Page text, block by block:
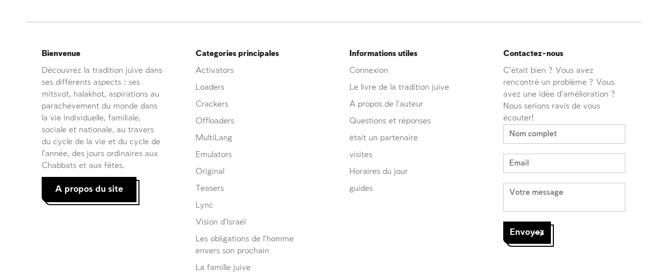
Contactez-nous
C'était bien ? Vous avez
rencontré un problème ? Vous
avez une idée d'amélioration ?
Nous serions ravis de vous
écouter!
Informations utiles
Connexion
Le livre de la tradition juive
À propos de l’auteur
Questions et réponses
était un partenaire
visites
Horaires du jour
guides
Catégories principales
Activators
Loaders
Crackers
Offloaders
MultiLang
Emulators
Original
Teasers
Lync
Vision d’Israël
Les obligations de l’homme
envers son prochain
La famille juive
Bienvenue
Découvrez la tradition juive dans
ses différents aspects : ses
mitsvot, halakhot, aspirations au
parachèvement du monde dans
la vie individuelle, familiale,
sociale et nationale, au travers
du cycle de la vie et du cycle de
l’année, des jours ordinaires aux
Chabbats et aux fêtes.
A propos du site